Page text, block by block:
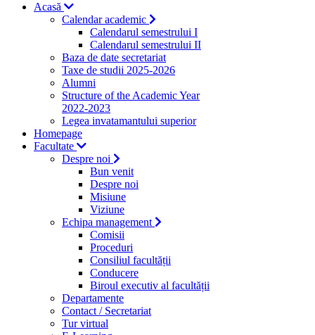
Acasă
Calendar academic
Calendarul semestrului I
Calendarul semestrului II
Baza de date secretariat
Taxe de studii 2025-2026
Alumni
Structure of the Academic Year
2022-2023
Legea invatamantului superior
Homepage
Facultate
Despre noi
Bun venit
Despre noi
Misiune
Viziune
Echipa management
Comisii
Proceduri
Consiliul facultății
Conducere
Biroul executiv al facultății
Departamente
Contact / Secretariat
Tur virtual